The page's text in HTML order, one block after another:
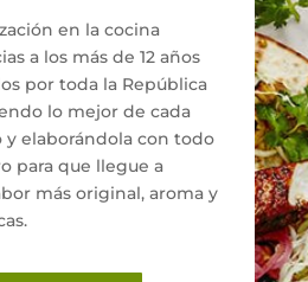
en la cocina
a los más de 12 años
por toda la República
lo mejor de cada
y elaborándola con todo
para que llegue a
más original, aroma y